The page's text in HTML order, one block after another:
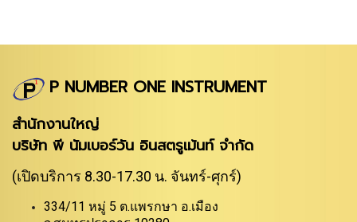
P NUMBER ONE INSTRUMENT
สำนักงานใหญ่
บริษัท พี นัมเบอร์วัน อินสตรูเม้นท์ จำกัด
(เปิดบริการ 8.30-17.30 น. จันทร์-ศุกร์)
334/11 หมู่ 5 ต.แพรกษา อ.เมือง